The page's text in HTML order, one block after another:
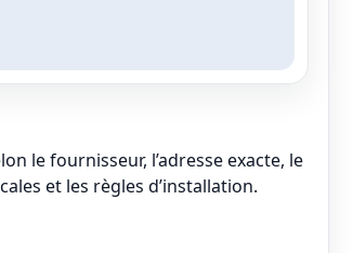
le fournisseur, l’adresse exacte, le
et les règles d’installation.